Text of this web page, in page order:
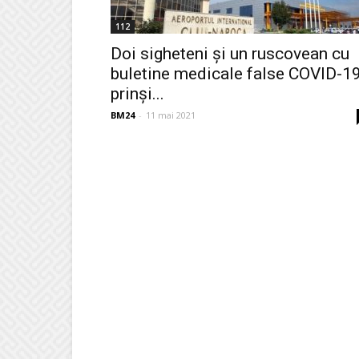
112
Doi sigheteni și un ruscovean cu
buletine medicale false COVID-
prinşi...
BM24 - 11 mai 2021